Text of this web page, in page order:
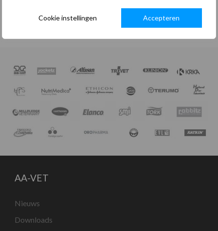
Cookie instellingen Accepteren
AA-VET
Nieuws
Downloads